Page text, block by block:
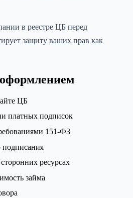
в реестре ЦБ перед
защиту ваших прав как
ЦБ
платных подписок
151-ФЗ
подписания
ресурсах
займа